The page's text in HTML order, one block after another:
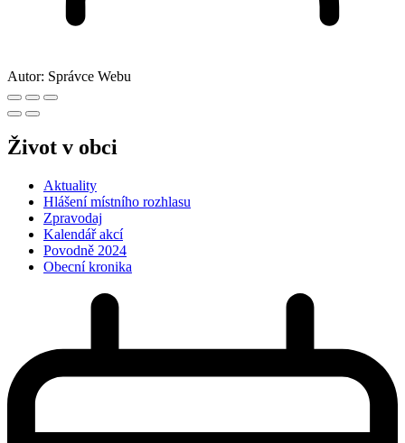
Autor: Správce Webu
Život v obci
Aktuality
Hlášení místního rozhlasu
Zpravodaj
Kalendář akcí
Povodně 2024
Obecní kronika